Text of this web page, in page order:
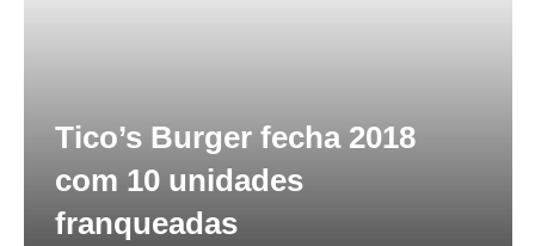
Tico’s Burger fecha 2018
com 10 unidades
franqueadas